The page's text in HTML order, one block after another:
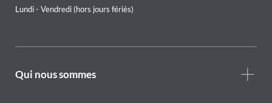
Lundi - Vendredi (hors jours fériés)
Footer
Qui nous sommes